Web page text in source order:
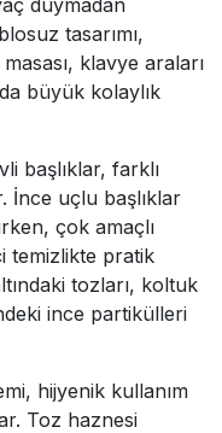
tasarımı,
klavye araları
büyük kolaylık
başlıklar, farklı
İnce uçlu başlıklar
çok amaçlı
temizlikte pratik
tozları, koltuk
ince partikülleri
hijyenik kullanım
Toz haznesi